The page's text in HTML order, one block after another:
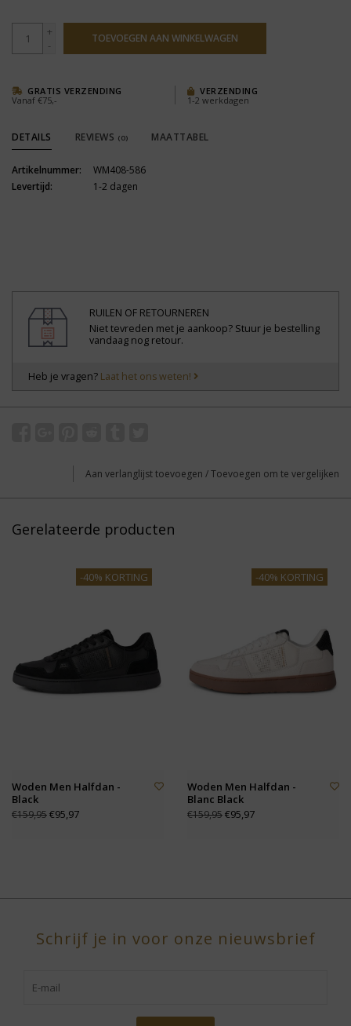
+
-
TOEVOEGEN AAN WINKELWAGEN
GRATIS VERZENDING
Vanaf €75,-
VERZENDING
1-2 werkdagen
DETAILS REVIEWS (0) MAATTABEL
Artikelnummer:
WM408-586
Levertijd:
1-2 dagen
RUILEN OF RETOURNEREN
Niet tevreden met je aankoop? Stuur je bestelling
vandaag nog retour.
Heb je vragen? Laat het ons weten!
Aan verlanglijst toevoegen /Toevoegen om te vergelijken
Gerelateerde producten
-40% KORTING
Woden Men Halfdan -
Black
€159,95€95,97
-40% KORTING
Woden Men Halfdan -
Blanc Black
€159,95€95,97
Schrijf je in voor onze nieuwsbrief